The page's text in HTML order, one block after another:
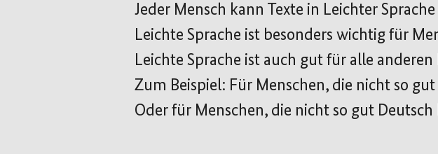
Jeder Mensch kann Texte in Leichter
Leichte Sprache ist besonders wichtig für
Leichte Sprache ist auch gut für alle anderen
Zum Beispiel: Für Menschen, die nicht so
Oder für Menschen, die nicht so gut Deutsch